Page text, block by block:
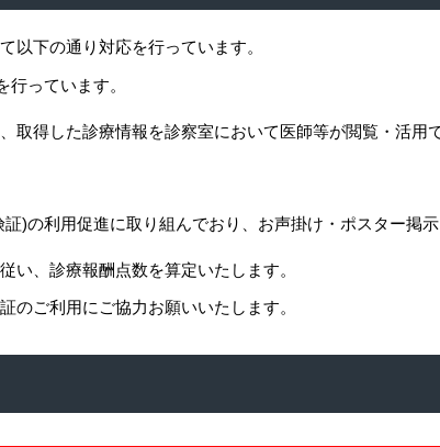
以下の通り対応を行っています。
っています。
取得した診療情報を診察室において医師等が閲覧・活用
)の利用促進に取り組んでおり、お声掛け・ポスター掲示
い、診療報酬点数を算定いたします。
のご利用にご協力お願いいたします。